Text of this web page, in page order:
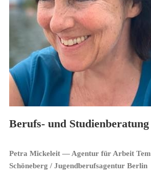
Berufs- und Studienberatung
Petra Mickeleit — Agentur für Arbeit
Schöneberg / Jugendberufsagentur Berlin